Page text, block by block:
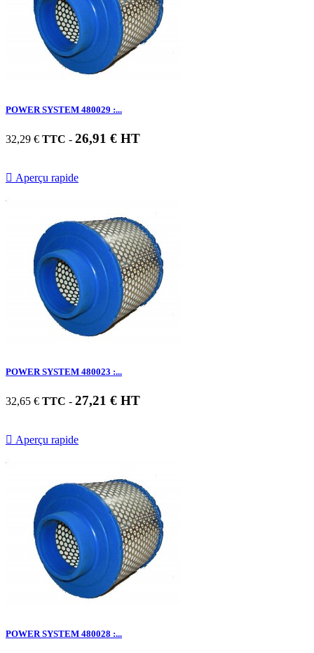
POWER SYSTEM 480029 :...
32,29 € TTC - 26,91 € HT
 Aperçu rapide
POWER SYSTEM 480023 :...
32,65 € TTC - 27,21 € HT
 Aperçu rapide
POWER SYSTEM 480028 :...